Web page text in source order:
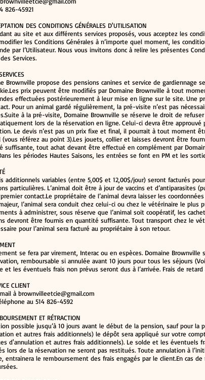
826-45921
DES CONDITIONS GÉNÉRALES D'UTILISATION
au site et aux différents services proposés, vous acceptez les
les Conditions Générales à n’importe quel moment, les
par l’Utilisateur. Nous vous invitons donc à relire les présentes
Services.
Brownville propose des pensions canines et service de
prix peuvent être modifiés par Domaine Brownville à tout
effectuées postérieurement à leur mise en ligne sur le site. Une
Pour un animal gardé régulièrement, la pré-visite n’est pas
à la pré-visite, Domaine Brownville se réserve le droit de
lors de la réservation en ligne. Celui-ci devra être
Le devis n’est pas un prix fixe et final, il pourrait à tout moment
(vous référez au point 3).Les jouets, collier et laisses devront être
suffisante, tout achat devant être effectué en complément par
les périodes Hautes Saisons, les entrées se font en PM et les
additionnels variables (entre 5,00$ et 12,00$/jour) seront facturés
particulières. L’animal doit être à jour de vaccins et d’antiparasites
contact.Le propriétaire de l’animal devra laisser les
l’animal sera conduit chez celui-ci ou chez le vétérinaire le plus
à administrer, sous réserve que l’animal soit coopératif, les
devront être fournis en quantité suffisante. Tout transport chez le
pour l’animal sera facturé au propriétaire à son retour.
se fera par virement, Interac ou en espèces. Domaine
remboursable si annulée avant 10 jours pour tous les séjours
et les éventuels frais non prévus seront dus à l’arrivée. Frais de retard
CLIENT
à brownvilleetcie@gmail.com
au 514 826-4592
ET RÉTRACTION
possible jusqu’à 10 jours avant le début de la pension, sauf pour
et autres frais additionnels) le dépôt sera appliqué sur votre
d'annulation et autres frais additionnels). Le solde et les éventuels
lors de la réservation ne seront pas restitués. Toute annulation à
entrainera le remboursement des frais engagés par le client.En cas